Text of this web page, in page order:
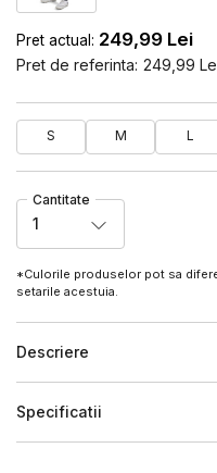
Pret actual: 249,99 Lei
Pret de referinta: 249,99
S M L
Cantitate
1
*Culorile produselor pot sa
setarile acestuia.
Descriere
Specificatii